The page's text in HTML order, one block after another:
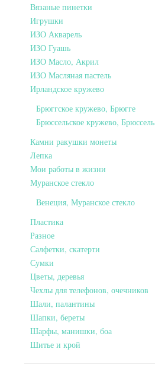
Вязаные пинетки
Игрушки
ИЗО Акварель
ИЗО Гуашь
ИЗО Масло, Акрил
ИЗО Масляная пастель
Ирландское кружево
Брюггское кружево, Брюгге
Брюссельское кружево, Брюссель
Камни ракушки монеты
Лепка
Мои работы в жизни
Муранское стекло
Венеция, Муранское стекло
Пластика
Разное
Салфетки, скатерти
Сумки
Цветы, деревья
Чехлы для телефонов, очечников
Шали, палантины
Шапки, береты
Шарфы, манишки, боа
Шитье и крой